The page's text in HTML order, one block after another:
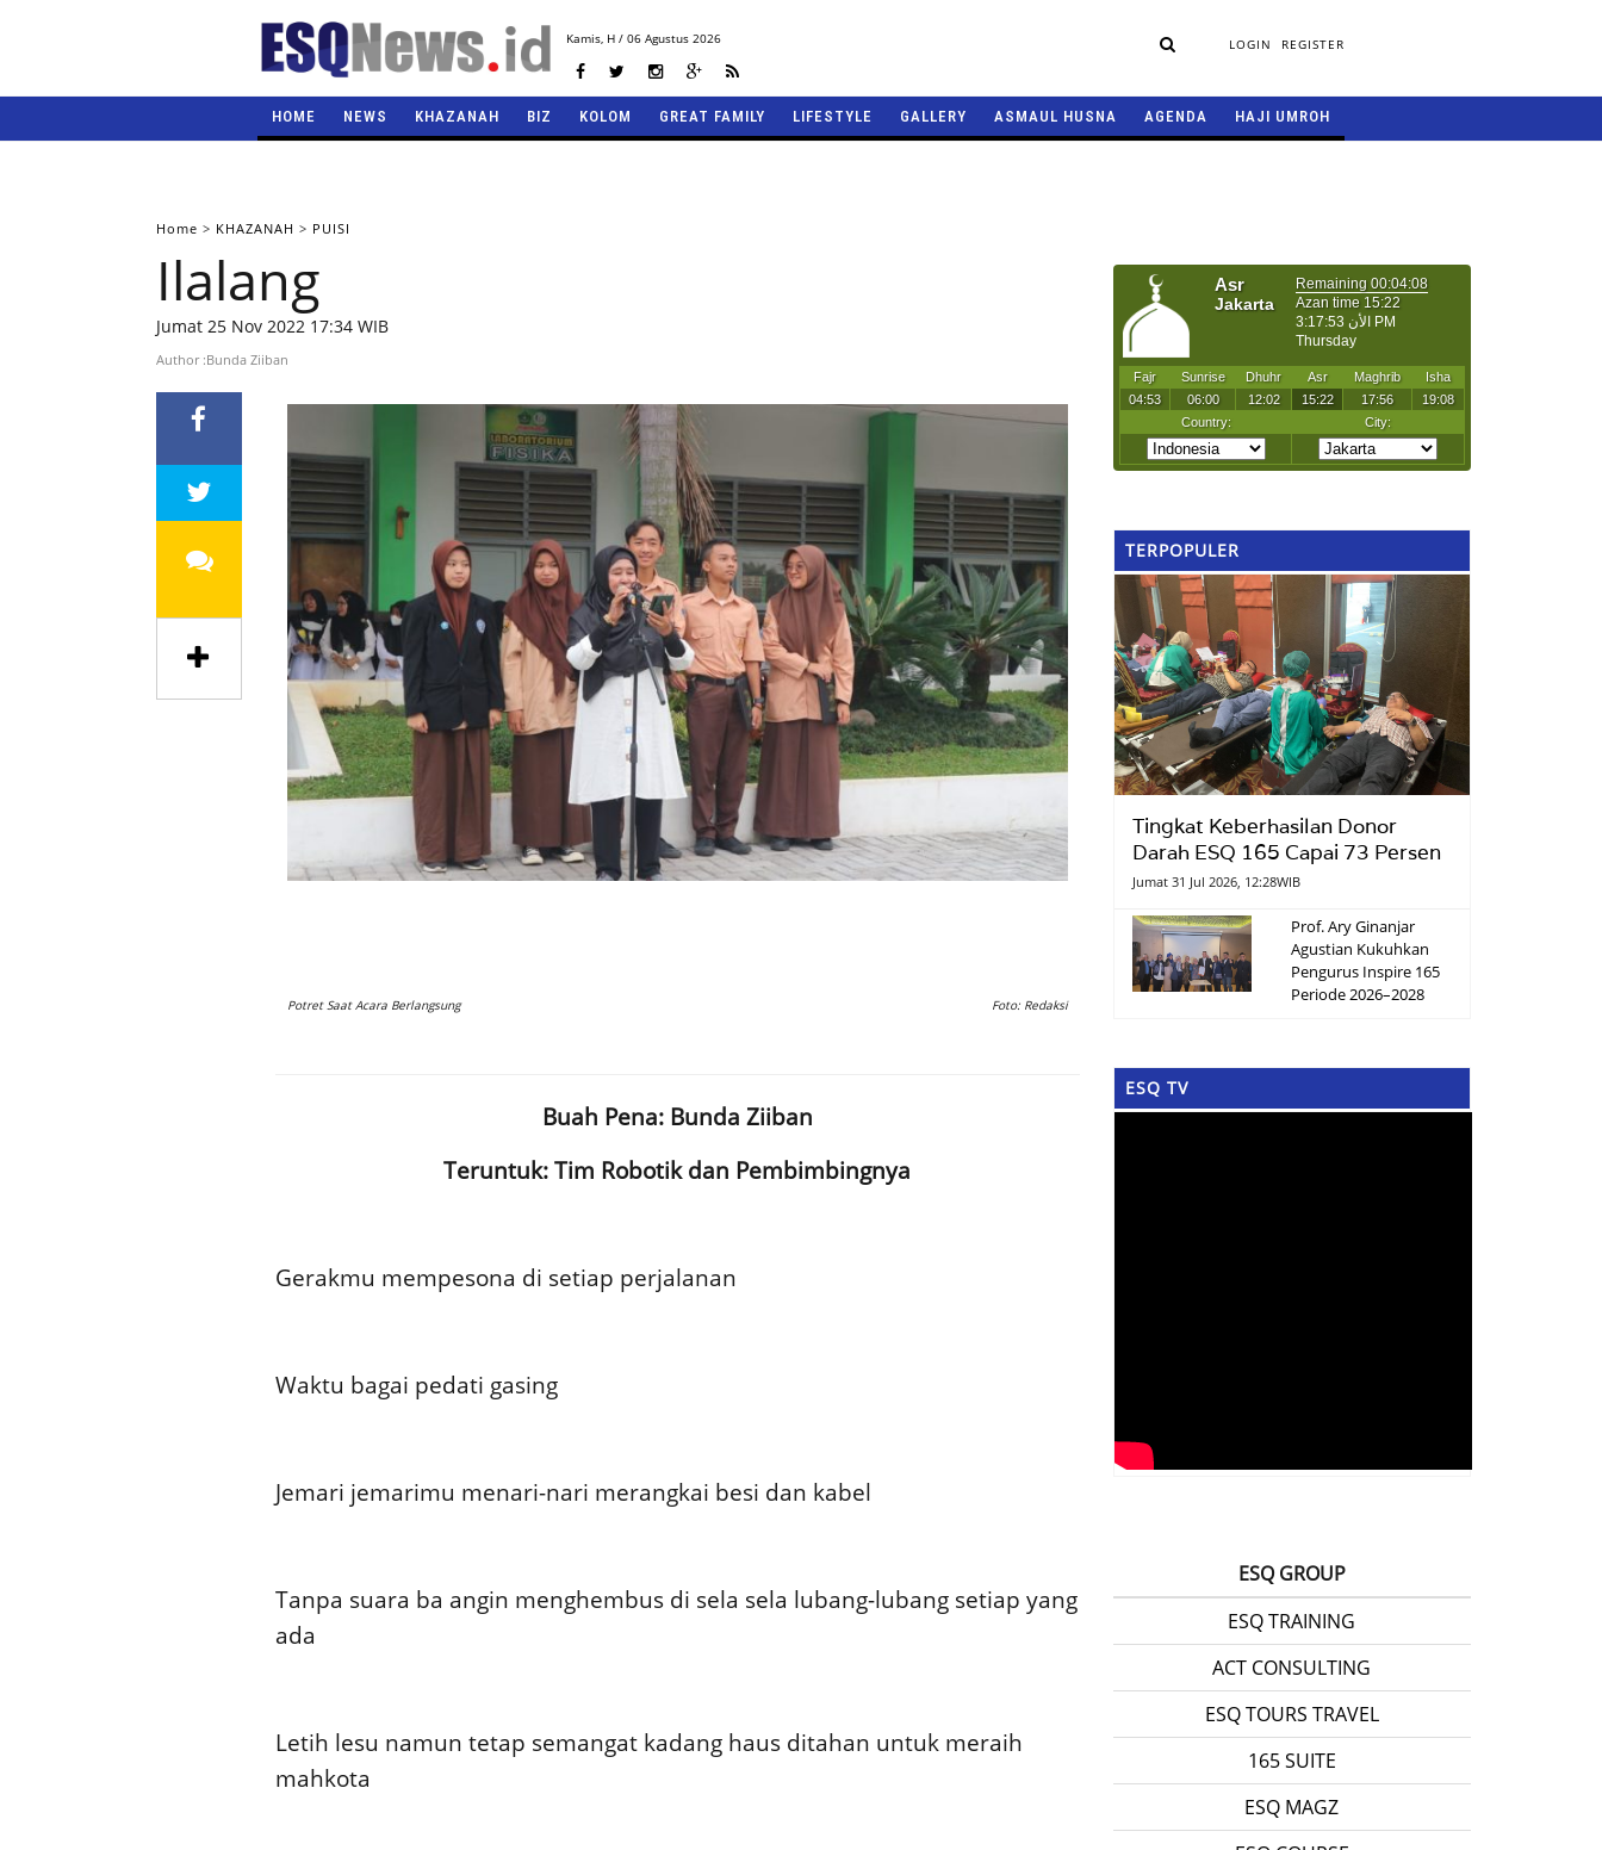
Kamis,H / 06 Agustus 2026 LOGIN REGISTER
HOME NEWS KHAZANAH BIZ KOLOM GREAT FAMILY LIFESTYLE GALLERY ASMAUL HUSNA AGENDA HAJI UMROH
Home > KHAZANAH > PUISI
Ilalang
Jumat 25 Nov 2022 17:34 WIB
Author :Bunda Ziiban
Potret Saat Acara Berlangsung Foto: Redaksi
Buah Pena: Bunda Ziiban
Teruntuk: Tim Robotik dan Pembimbingnya
Gerakmu mempesona di setiap perjalanan
Waktu bagai pedati gasing
Jemari jemarimu menari-nari merangkai besi dan kabel
Tanpa suara ba angin menghembus di sela sela lubang-lubang setiap yang
ada
Letih lesu namun tetap semangat kadang haus ditahan untuk meraih
mahkota
TERPOPULER
Tingkat Keberhasilan Donor
Darah ESQ 165 Capai 73 Persen
Jumat 31 Jul 2026, 12:28WIB
Prof. Ary Ginanjar
Agustian Kukuhkan
Pengurus Inspire 165
Periode 2026–2028
ESQ TV
ESQ GROUP
ESQ TRAINING
ACT CONSULTING
ESQ TOURS TRAVEL
165 SUITE
ESQ MAGZ